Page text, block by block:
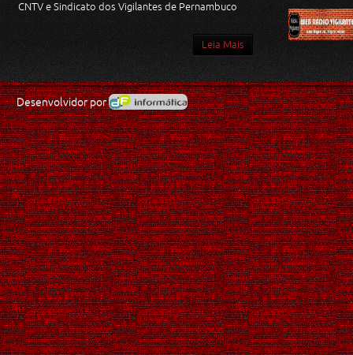
CNTV e Sindicato dos Vigilantes de Pernambuco
Leia Mais
Desenvolvidor por